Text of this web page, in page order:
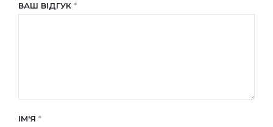
ВАШ ВІДГУК *
ІМ'Я *